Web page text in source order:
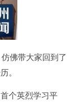
佛带大家回到了
。
个英烈学习平